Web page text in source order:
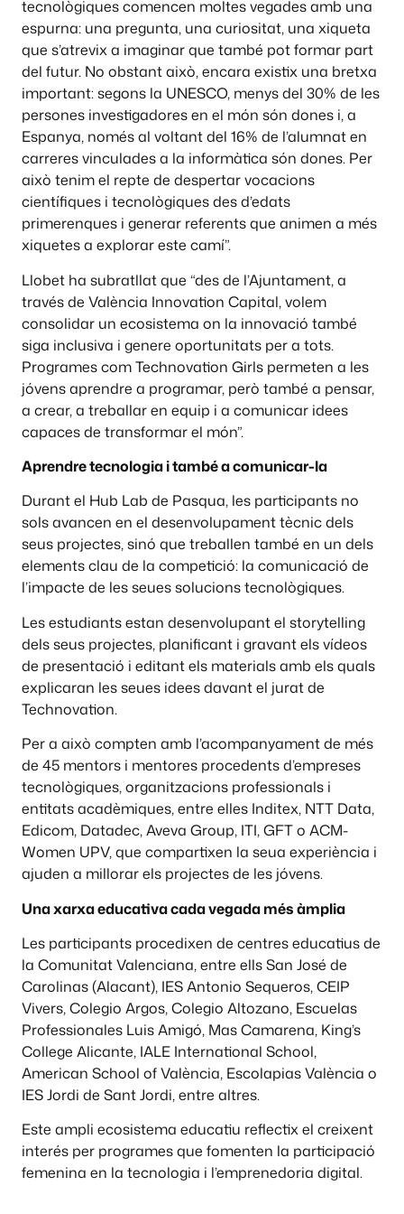
tecnològiques comencen moltes vegades amb una
espurna: una pregunta, una curiositat, una xiqueta
que s’atrevix a imaginar que també pot formar part
del futur. No obstant això, encara existix una bretxa
important: segons la UNESCO, menys del 30% de les
persones investigadores en el món són dones i, a
Espanya, només al voltant del 16% de l’alumnat en
carreres vinculades a la informàtica són dones. Per
això tenim el repte de despertar vocacions
científiques i tecnològiques des d’edats
primerenques i generar referents que animen a més
xiquetes a explorar este camí”.
Llobet ha subratllat que “des de l’Ajuntament, a
través de València Innovation Capital, volem
consolidar un ecosistema on la innovació també
siga inclusiva i genere oportunitats per a tots.
Programes com Technovation Girls permeten a les
jóvens aprendre a programar, però també a pensar,
a crear, a treballar en equip i a comunicar idees
capaces de transformar el món”.
Aprendre tecnologia i també a comunicar-la
Durant el Hub Lab de Pasqua, les participants no
sols avancen en el desenvolupament tècnic dels
seus projectes, sinó que treballen també en un dels
elements clau de la competició: la comunicació de
l’impacte de les seues solucions tecnològiques.
Les estudiants estan desenvolupant el storytelling
dels seus projectes, planificant i gravant els vídeos
de presentació i editant els materials amb els quals
explicaran les seues idees davant el jurat de
Technovation.
Per a això compten amb l’acompanyament de més
de 45 mentors i mentores procedents d’empreses
tecnològiques, organitzacions professionals i
entitats acadèmiques, entre elles Inditex, NTT Data,
Edicom, Datadec, Aveva Group, ITI, GFT o ACM-
Women UPV, que compartixen la seua experiència i
ajuden a millorar els projectes de les jóvens.
Una xarxa educativa cada vegada més àmplia
Les participants procedixen de centres educatius de
la Comunitat Valenciana, entre ells San José de
Carolinas (Alacant), IES Antonio Sequeros, CEIP
Vivers, Colegio Argos, Colegio Altozano, Escuelas
Professionales Luis Amigó, Mas Camarena, King’s
College Alicante, IALE International School,
American School of València, Escolapias València o
IES Jordi de Sant Jordi, entre altres.
Este ampli ecosistema educatiu reflectix el creixent
interés per programes que fomenten la participació
femenina en la tecnologia i l’emprenedoria digital.